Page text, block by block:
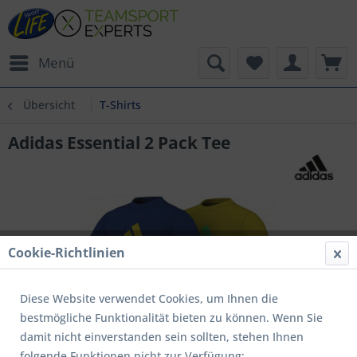
Menü
Übersicht T-Shirts
Adidas Essential 2 Pack Tee
Cookie-Richtlinien
Diese Website verwendet Cookies, um Ihnen die
bestmögliche Funktionalität bieten zu können. Wenn Sie
damit nicht einverstanden sein sollten, stehen Ihnen